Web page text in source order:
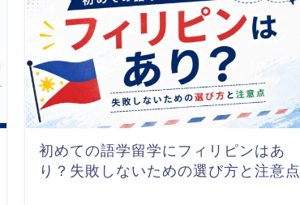
初めての語学留学にフィリピンはあ
り？失敗しないための選び方と注意点